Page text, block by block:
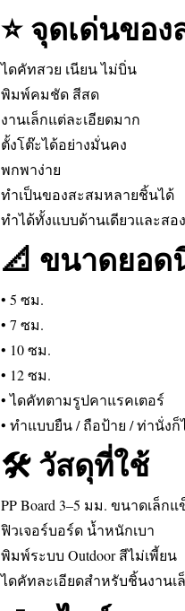
⭐ จุดเด่นขอ
ไดคัทสวย เนียน ไม่บิ่น
พิมพ์คมชัด สีสด
งานเล็กแต่ละเอียดมาก
ตั้งโต๊ะได้อย่างมั่นคง
พกพาง่าย
ทำเป็นของสะสมหลายชิ้นได้
ทำได้ทั้งแบบด้านเดียวและสอ
📐 ขนาดยอ
• 5 ซม.
• 7 ซม.
• 10 ซม.
• 12 ซม.
• ไดคัทตามรูปคาแรคเตอร์
• ทำแบบยืน / ถือป้าย / ท่านั่งก็
🛠 วัสดุที่ใช้
PP Board 3–5 มม. ขนาดเล็กแ
ฟิวเจอร์บอร์ด น้ำหนักเบา
พิมพ์ระบบ Outdoor สีไม่เพี้ยน
ไดคัทละเอียดสำหรับชิ้นงานเ